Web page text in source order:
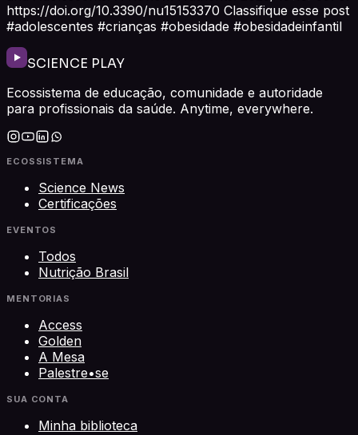
https://doi.org/10.3390/nu15153370 Classifique esse post
#adolescentes #crianças #obesidade #obesidadeinfantil
SCIENCE PLAY
Ecossistema de educação, comunidade e autoridade
para profissionais da saúde. Anytime, everywhere.
ECOSSISTEMA
Science News
Certificações
EVENTOS
Todos
Nutrição Brasil
MENTORIAS
Access
Golden
A Mesa
Palestre•se
SUA CONTA
Minha biblioteca